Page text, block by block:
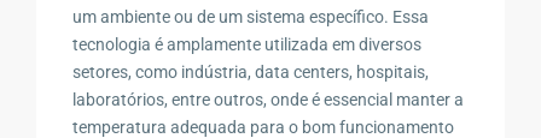
um ambiente ou de um sistema específico. Essa
tecnologia é amplamente utilizada em diversos
setores, como indústria, data centers, hospitais,
laboratórios, entre outros, onde é essencial manter a
temperatura adequada para o bom funcionamento